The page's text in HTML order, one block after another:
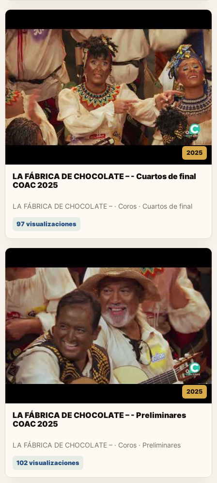
2025
LA FÁBRICA DE CHOCOLATE – - Cuartos de final
COAC 2025
LA FÁBRICA DE CHOCOLATE – · Coros · Cuartos de final
97 visualizaciones
2025
LA FÁBRICA DE CHOCOLATE – - Preliminares
COAC 2025
LA FÁBRICA DE CHOCOLATE – · Coros · Preliminares
102 visualizaciones